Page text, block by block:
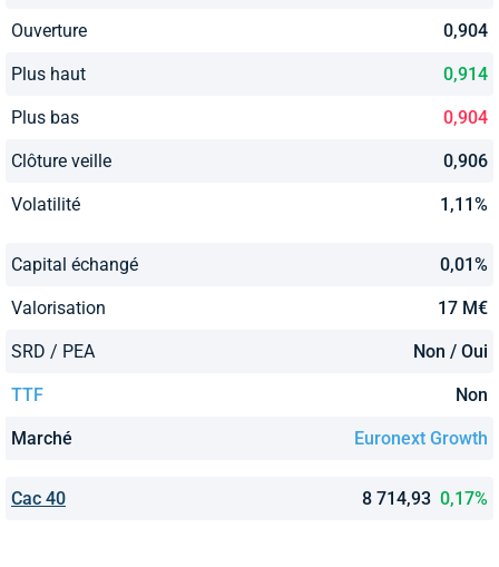
Ouverture 0,904
Plus haut 0,914
Plus bas 0,904
Clôture veille 0,906
Volatilité 1,11%
Capital échangé 0,01%
Valorisation 17 M€
SRD / PEA Non / Oui
TTF Non
Marché Euronext Growth
Cac 40 8 714,93 0,17%